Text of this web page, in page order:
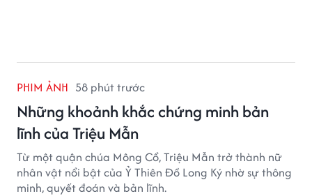
PHIM ẢNH 58 phút trước
Những khoảnh khắc chứng minh bản
lĩnh của Triệu Mẫn
Từ một quận chúa Mông Cổ, Triệu Mẫn trở thành nữ
nhân vật nổi bật của Ỷ Thiên Đồ Long Ký nhờ sự thông
minh, quyết đoán và bản lĩnh.